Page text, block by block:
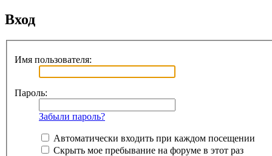
Вход
Имя пользователя:
Пароль:
Забыли пароль?
Автоматически входить при каждом посещении
Скрыть мое пребывание на форуме в этот раз